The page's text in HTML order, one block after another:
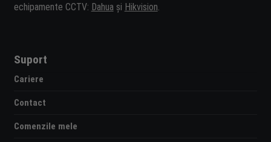
echipamente CCTV: Dahua și Hikvision
Suport
Cariere
Contact
Comenzile mele